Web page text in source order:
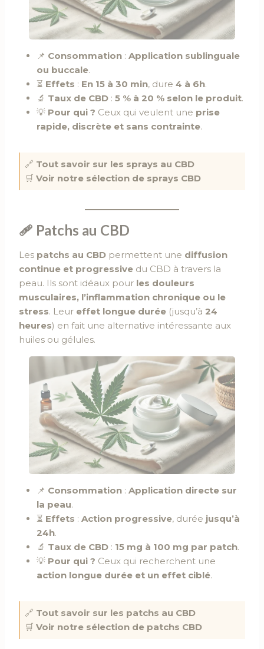
📌 Consommation : Application sublinguale
ou buccale.
⏳ Effets : En 15 à 30 min, dure 4 à 6h.
🔬 Taux de CBD : 5 % à 20 % selon le produit.
💡 Pour qui ? Ceux qui veulent une prise
rapide, discrète et sans contrainte.
🔗 Tout savoir sur les sprays au CBD
🛒 Voir notre sélection de sprays CBD
🩹 Patchs au CBD
Les patchs au CBD permettent une diffusion
continue et progressive du CBD à travers la
peau. Ils sont idéaux pour les douleurs
musculaires, l’inflammation chronique ou le
stress. Leur effet longue durée (jusqu’à 24
heures) en fait une alternative intéressante aux
huiles ou gélules.
📌 Consommation : Application directe sur
la peau.
⏳ Effets : Action progressive, durée jusqu’à
24h.
🔬 Taux de CBD : 15 mg à 100 mg par patch.
💡 Pour qui ? Ceux qui recherchent une
action longue durée et un effet ciblé.
🔗 Tout savoir sur les patchs au CBD
🛒 Voir notre sélection de patchs CBD